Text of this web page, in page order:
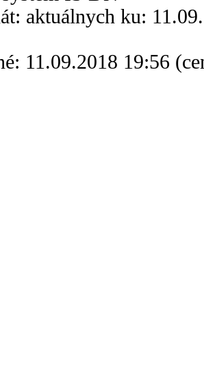
aktuálnych ku:
11.09.2018 19:56